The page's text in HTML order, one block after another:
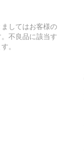
してはお客様の
不良品に該当す
。